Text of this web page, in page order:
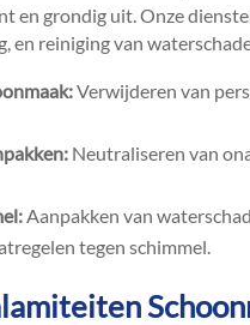
en grondig uit.​ Onze
en reiniging van
Verwijderen van
Neutraliseren van
Aanpakken van
tegen schimmel.​